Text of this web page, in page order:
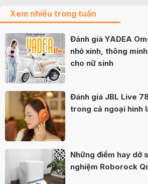
Xem nhiều trong tuần
Đánh giá YADEA
nhỏ xinh, thông
cho nữ sinh
Đánh giá JBL Live
trong cả ngoại hình
Những điểm hay dở
nghiệm Roborock